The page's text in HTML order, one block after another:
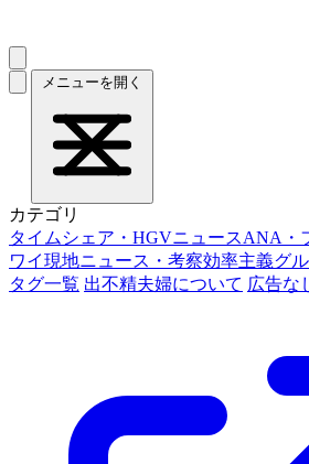
メニューを開く
カテゴリ
タイムシェア・HGVニュースANA・
ワイ現地ニュース・考察効率主義グ
タグ一覧 出不精夫婦について 広告な